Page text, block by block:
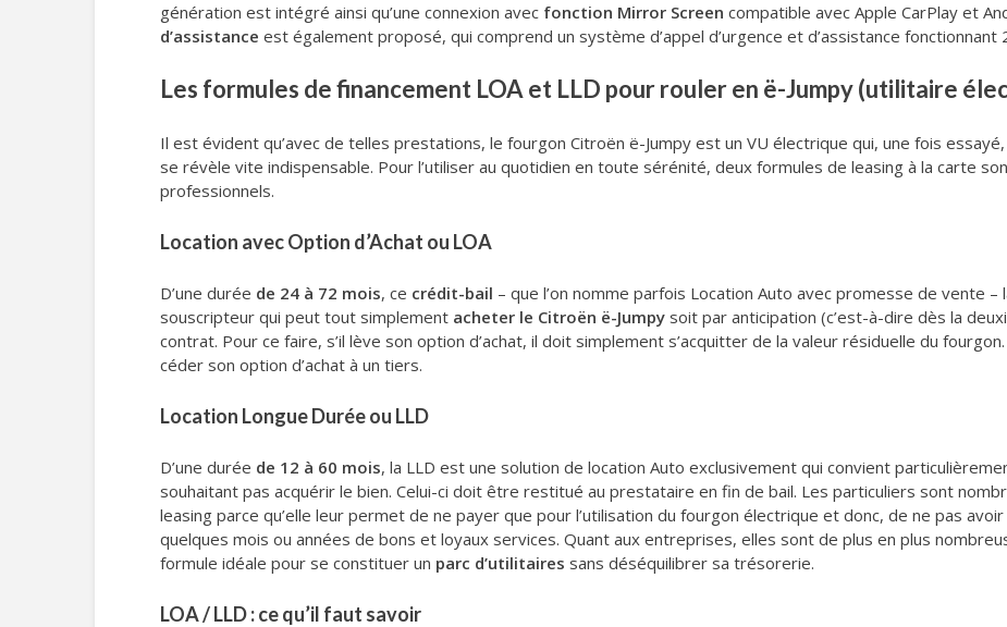
génération est intégré ainsi qu’une connexion avec fonction Mirror Screen compatible avec Apple CarPlay et
d’assistance est également proposé, qui comprend un système d’appel d’urgence et d’assistance
Les formules de financement LOA et LLD pour rouler en ë-Jumpy (utilitaire
Il est évident qu’avec de telles prestations, le fourgon Citroën ë-Jumpy est un VU électrique qui, une fois
se révèle vite indispensable. Pour l’utiliser au quotidien en toute sérénité, deux formules de leasing à la carte
professionnels.
Location avec Option d’Achat ou LOA
D’une durée de 24 à 72 mois, ce crédit-bail – que l’on nomme parfois Location Auto avec promesse de vente –
souscripteur qui peut tout simplement acheter le Citroën ë-Jumpy soit par anticipation (c’est-à-dire dès la
contrat. Pour ce faire, s’il lève son option d’achat, il doit simplement s’acquitter de la valeur résiduelle du
céder son option d’achat à un tiers.
Location Longue Durée ou LLD
D’une durée de 12 à 60 mois, la LLD est une solution de location Auto exclusivement qui convient
souhaitant pas acquérir le bien. Celui-ci doit être restitué au prestataire en fin de bail. Les particuliers sont
leasing parce qu’elle leur permet de ne payer que pour l’utilisation du fourgon électrique et donc, de ne pas
quelques mois ou années de bons et loyaux services. Quant aux entreprises, elles sont de plus en plus
formule idéale pour se constituer un parc d’utilitaires sans déséquilibrer sa trésorerie.
LOA / LLD : ce qu’il faut savoir